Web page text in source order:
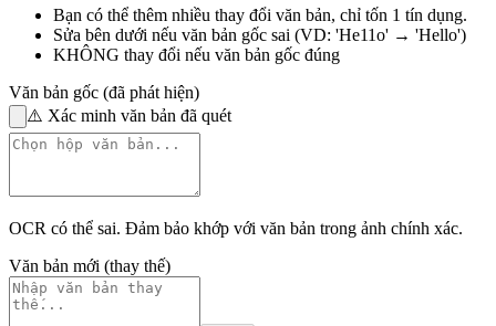
Bạn có thể thêm nhiều thay đổi văn bản, chỉ tốn 1 tín dụng.
Sửa bên dưới nếu văn bản gốc sai (VD: 'He11o' → 'Hello')
KHÔNG thay đổi nếu văn bản gốc đúng
Văn bản gốc (đã phát hiện)
⚠️ Xác minh văn bản đã quét
OCR có thể sai. Đảm bảo khớp với văn bản trong ảnh chính xác.
Văn bản mới (thay thế)